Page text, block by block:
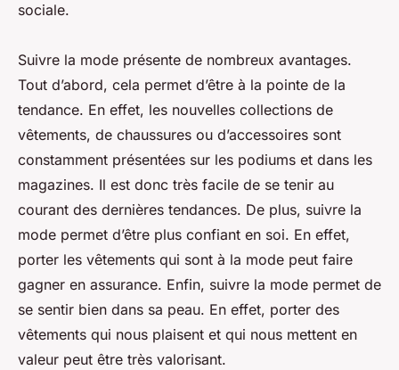
sociale.
Suivre la mode présente de nombreux avantages.
Tout d’abord, cela permet d’être à la pointe de la
tendance. En effet, les nouvelles collections de
vêtements, de chaussures ou d’accessoires sont
constamment présentées sur les podiums et dans les
magazines. Il est donc très facile de se tenir au
courant des dernières tendances. De plus, suivre la
mode permet d’être plus confiant en soi. En effet,
porter les vêtements qui sont à la mode peut faire
gagner en assurance. Enfin, suivre la mode permet de
se sentir bien dans sa peau. En effet, porter des
vêtements qui nous plaisent et qui nous mettent en
valeur peut être très valorisant.